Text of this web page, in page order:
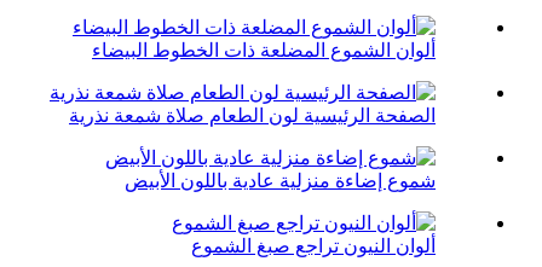
ألوان الشموع المضلعة ذات الخطوط البيضاء
الصفحة الرئيسية لون الطعام صلاة شمعة نذرية
شموع إضاءة منزلية عادية باللون الأبيض
ألوان النيون تراجع صبغ الشموع